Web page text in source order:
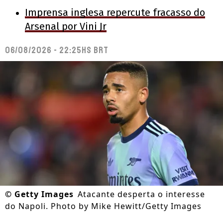
Imprensa inglesa repercute fracasso do
Arsenal por Vini Jr
06/08/2026 - 22:25hs BRT
© Getty Images Atacante desperta o interesse
do Napoli. Photo by Mike Hewitt/Getty Images